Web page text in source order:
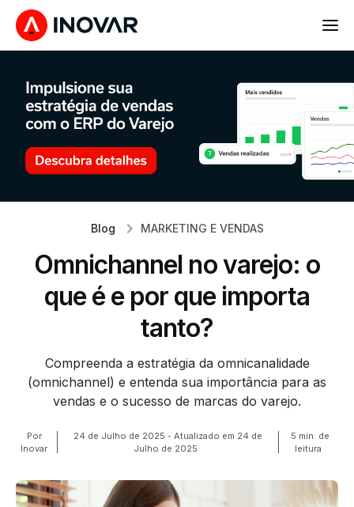
Blog MARKETING E VENDAS
Omnichannel no varejo: o
que é e por que importa
tanto?
Compreenda a estratégia da omnicanalidade
(omnichannel) e entenda sua importância para as
vendas e o sucesso de marcas do varejo.
Por
Inovar
24 de Julho de 2025 - Atualizado em 24 de
Julho de 2025
5 min. de
leitura